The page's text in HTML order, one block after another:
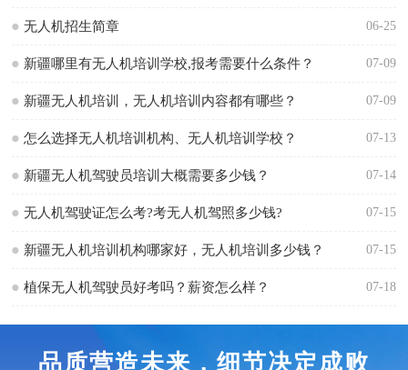
06-25
无人机招生简章
07-09
新疆哪里有无人机培训学校,报考需要什么条件？
07-09
新疆无人机培训，无人机培训内容都有哪些？
07-13
怎么选择无人机培训机构、无人机培训学校？
07-14
新疆无人机驾驶员培训大概需要多少钱？
07-15
无人机驾驶证怎么考?考无人机驾照多少钱?
07-15
新疆无人机培训机构哪家好，无人机培训多少钱？
07-18
植保无人机驾驶员好考吗？薪资怎么样？
品质营造未来，细节决定成败